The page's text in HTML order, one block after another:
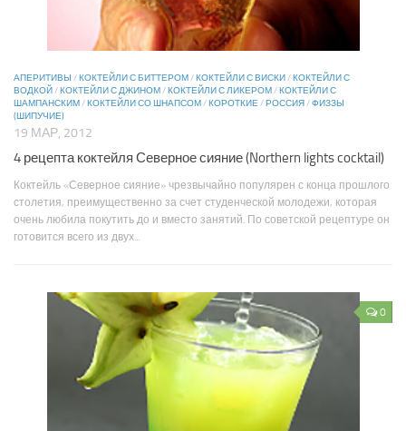
АПЕРИТИВЫ /КОКТЕЙЛИ С БИТТЕРОМ/КОКТЕЙЛИ С ВИСКИ/КОКТЕЙЛИ С
ВОДКОЙ/КОКТЕЙЛИ С ДЖИНОМ/КОКТЕЙЛИ С ЛИКЕРОМ/КОКТЕЙЛИ С
ШАМПАНСКИМ/КОКТЕЙЛИ СО ШНАПСОМ/КОРОТКИЕ/РОССИЯ/ФИЗЗЫ
(ШИПУЧИЕ)
19 МАР, 2012
4 рецепта коктейля Северное сияние (Northern lights cocktail)
Коктейль «Северное сияние» чрезвычайно популярен с конца прошлого
столетия, преимущественно за счет студенческой молодежи, которая
очень любила покутить до и вместо занятий. По советской рецептуре он
готовится всего из двух...
0